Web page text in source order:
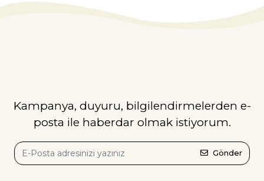
Kampanya, duyuru, bilgilendirmelerden e-
posta ile haberdar olmak istiyorum.
Gönder